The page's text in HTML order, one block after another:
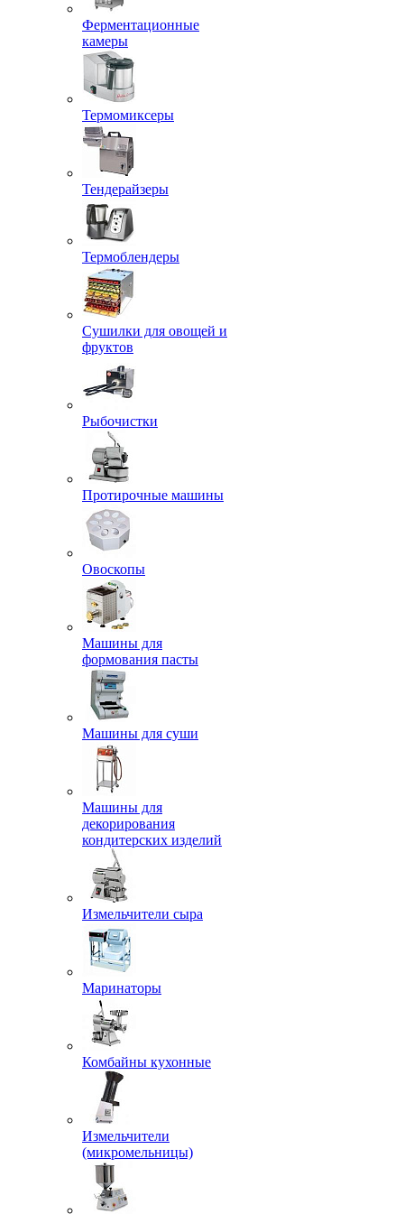
Ферментационные
камеры
Термомиксеры
Тендерайзеры
Термоблендеры
Сушилки для овощей и
фруктов
Рыбочистки
Протирочные машины
Овоскопы
Машины для
формования пасты
Машины для суши
Машины для
декорирования
кондитерских изделий
Измельчители сыра
Маринаторы
Комбайны кухонные
Измельчители
(микромельницы)